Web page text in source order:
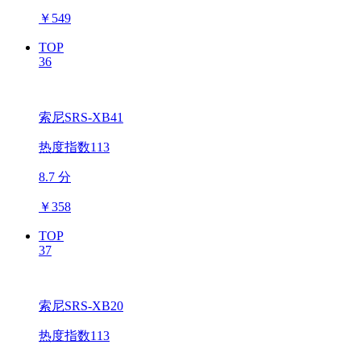
￥ 549
TOP
36
索尼SRS-XB41
热度指数113
8.7 分
￥358
TOP
37
索尼SRS-XB20
热度指数113